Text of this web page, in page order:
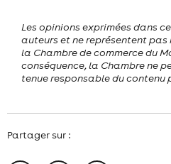
Les opinions exprimées dans
auteurs et ne représentent
la Chambre de commerce du
conséquence, la Chambre ne
tenue responsable du contenu
Partager sur :